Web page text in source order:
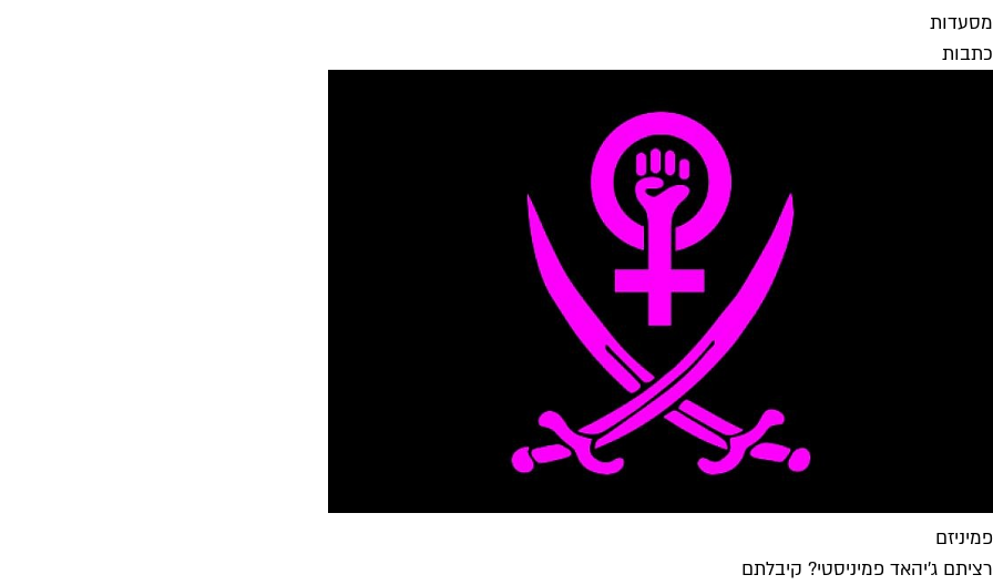
מסעדות
כתבות
פמיניזם
רציתם ג'יהאד פמיניסטי? קיבלתם